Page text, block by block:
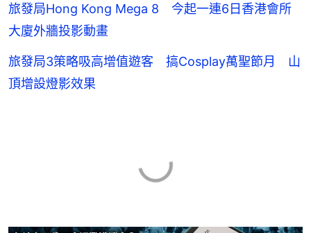
旅發局Hong Kong Mega 8 今起一連6日香港會所
大廈外牆投影動畫
旅發局3策略吸高增值遊客 搞Cosplay萬聖節月 山
頂增設燈影效果